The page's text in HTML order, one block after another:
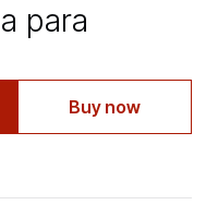
para
Buy now